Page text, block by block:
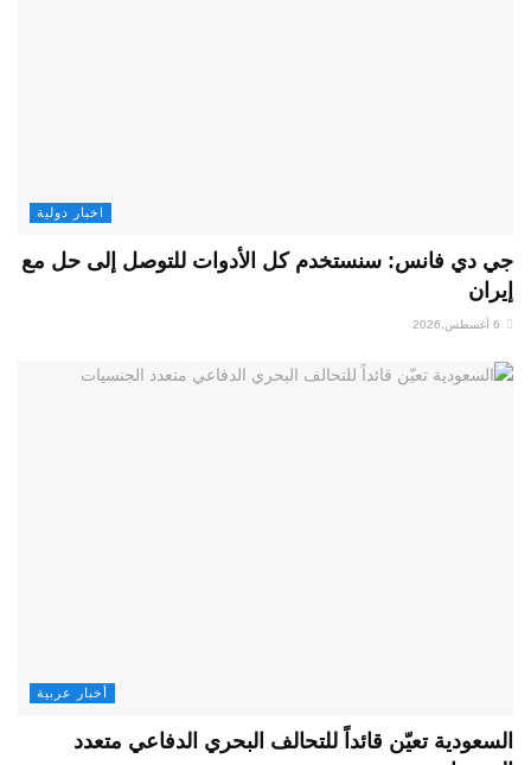
اخبار دولية
جي دي فانس: سنستخدم كل الأدوات للتوصل إلى حل مع
إيران
أخبار عربية
السعودية تعيّن قائداً للتحالف البحري الدفاعي متعدد